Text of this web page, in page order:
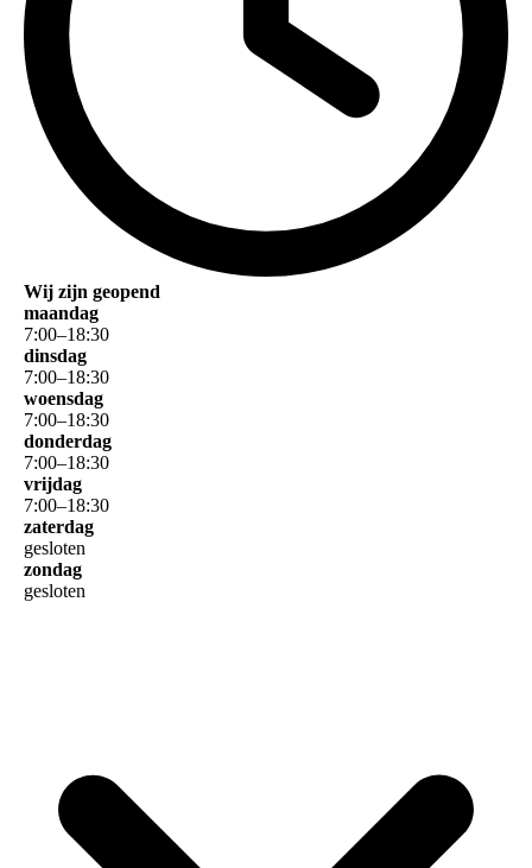
Wij zijn geopend
maandag
7:00–18:30
dinsdag
7:00–18:30
woensdag
7:00–18:30
donderdag
7:00–18:30
vrijdag
7:00–18:30
zaterdag
gesloten
zondag
gesloten